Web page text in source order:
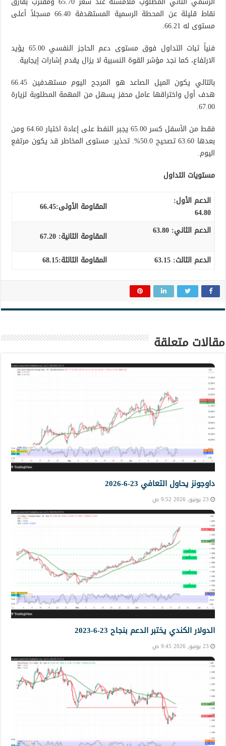
نقاط قليلة عن المحطة الرسمية المستهدفة 66.40 مسجلاً أعلى
مستوى له 66.21.
فنياً ثبات التداول فوق مستوى دعم الحاجز النفسي 65.00 يؤيد
الارتفاع، كما نجد مؤشر القوة النسبية لا يزال يقدم إشارات إيجابية.
بالتالي يكون الميل الصاعد هو المرجح اليوم مستهدفين 66.45
هدف أول واختراقها عامل محفز يسهل من المهمة المطلوبة لزيارة
67.00.
فقط من الأسفل كسر 65.00 يجبر النفط على إعادة اختبار 64.60 ومن
بعدها 63.60 تصحيح 50.0%. تحذير: مستوى المخاطر قد يكون مرتفع
اليوم.
مستويات التداول
الدعم الأول:
64.80
المقاومة الأولى:66.45
الدعم الثاني: 63.80 المقاومة الثانية: 67.20
الدعم الثالث: المقاومة الثالثة:68.15
مقالات متعلقة
داوجونز يحاول التعافي 23-6-2026
23 يونيو, 2026 9:52 ص
الدولار الكندي يختبر الدعم بنجاح 23-6-2023
23 يونيو, 2026 9:45 ص